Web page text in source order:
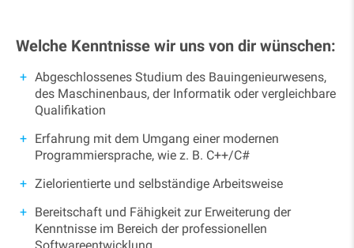
Welche Kenntnisse wir uns von dir wünschen:
Abgeschlossenes Studium des Bauingenieurwesens,
des Maschinenbaus, der Informatik oder vergleichbare
Qualifikation
Erfahrung mit dem Umgang einer modernen
Programmiersprache, wie z. B. C++/C#
Zielorientierte und selbständige Arbeitsweise
Bereitschaft und Fähigkeit zur Erweiterung der
Kenntnisse im Bereich der professionellen
Softwareentwicklung